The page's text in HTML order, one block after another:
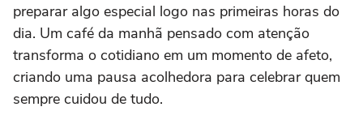
preparar algo especial logo nas primeiras horas do
dia. Um café da manhã pensado com atenção
transforma o cotidiano em um momento de afeto,
criando uma pausa acolhedora para celebrar quem
sempre cuidou de tudo.